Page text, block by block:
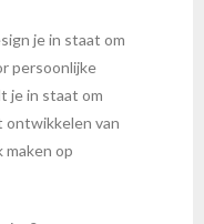
je in staat om
persoonlijke
je in staat om
ontwikkelen van
maken op